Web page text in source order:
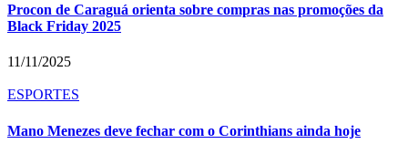
Procon de Caraguá orienta sobre compras nas promoções da
Black Friday 2025
11/11/2025
ESPORTES
Mano Menezes deve fechar com o Corinthians ainda hoje